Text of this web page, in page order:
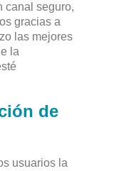
canal seguro,
gracias a
las mejores
la
de
usuarios la